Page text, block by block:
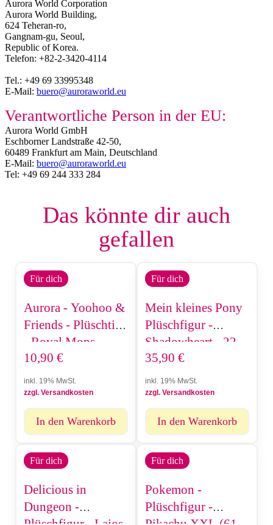
Aurora World Corporation
Aurora World Building,
624 Teheran-ro,
Gangnam-gu, Seoul,
Republic of Korea.
Telefon: +82-2-3420-4114
Tel.: +49 69 33995348
E-Mail: buero@auroraworld.eu
Verantwortliche Person in der EU:
Aurora World GmbH
Eschborner Landstraße 42-50,
60489 Frankfurt am Main, Deutschland
E-Mail: buero@auroraworld.eu
Tel: +49 69 244 333 284
Das könnte dir auch
gefallen
Für dich
Aurora - Yoohoo &
Friends - Plüschtier
- Royal Mops
(18cm)
10,90 €
inkl. 19% MwSt.
zzgl. Versandkosten
In den Warenkorb
Für dich
Mein kleines Pony
Plüschfigur -
Shadowheart - 22
cm
35,90 €
inkl. 19% MwSt.
zzgl. Versandkosten
In den Warenkorb
Für dich
Delicious in
Dungeon -
Für dich
Pokemon -
Plüschfigur -